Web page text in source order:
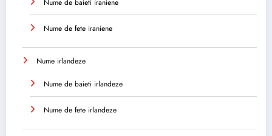
Nume de baieti iraniene
Nume de fete iraniene
Nume irlandeze
Nume de baieti irlandeze
Nume de fete irlandeze